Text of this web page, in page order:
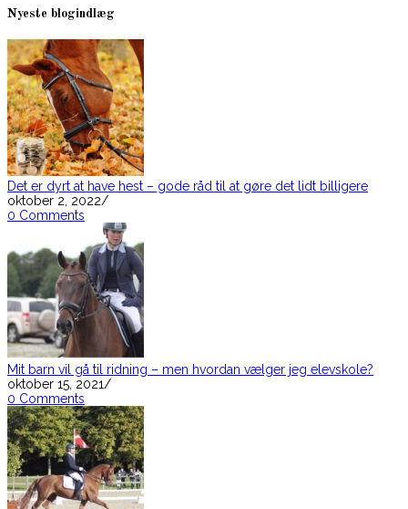
Opens
a
new
tab
Opens
a
new
tab
Nyeste blogindlæg
Det er dyrt at have hest – gode råd til at gøre det lidt billigere
oktober 2, 2022/
0 Comments
Mit barn vil gå til ridning – men hvordan vælger jeg elevskole?
oktober 15, 2021/
0 Comments